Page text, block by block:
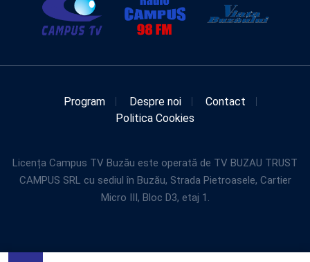
Program Despre noi
Contact
Politica Cookies
Licența Campus TV Buzău este operată de TV BUZAU TRUST
CAMPUS SRL cu sediul în Buzău, Strada Pietroasele, Cartier
Micro III, Bloc D3, etaj 1.